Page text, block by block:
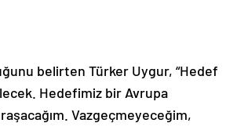
belirten Türker Uygur, “Hedef
Hedefimiz bir Avrupa
Vazgeçmeyeceğim,